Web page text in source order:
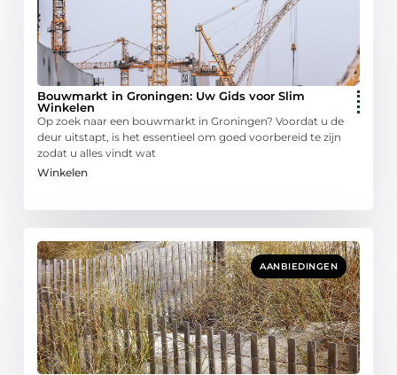
Bouwmarkt in Groningen: Uw Gids voor Slim
Winkelen
Op zoek naar een bouwmarkt in Groningen? Voordat u de
deur uitstapt, is het essentieel om goed voorbereid te zijn
zodat u alles vindt wat
Winkelen
AANBIEDINGEN